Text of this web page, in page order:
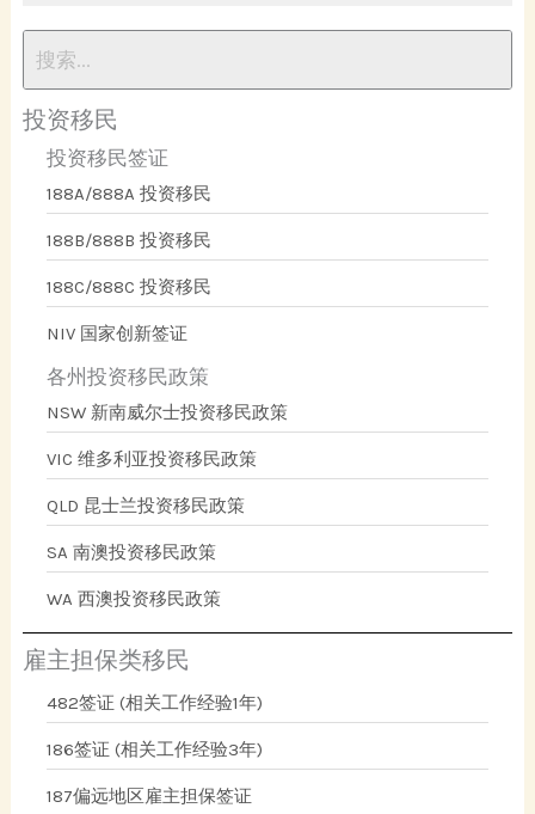
投资移民
投资移民签证
188A/888A 投资移民
188B/888B 投资移民
188C/888C 投资移民
NIV 国家创新签证
各州投资移民政策
NSW 新南威尔士投资移民政策
VIC 维多利亚投资移民政策
QLD 昆士兰投资移民政策
SA 南澳投资移民政策
WA 西澳投资移民政策
雇主担保类移民
482签证 (相关工作经验1年)
186签证 (相关工作经验3年)
187偏远地区雇主担保签证